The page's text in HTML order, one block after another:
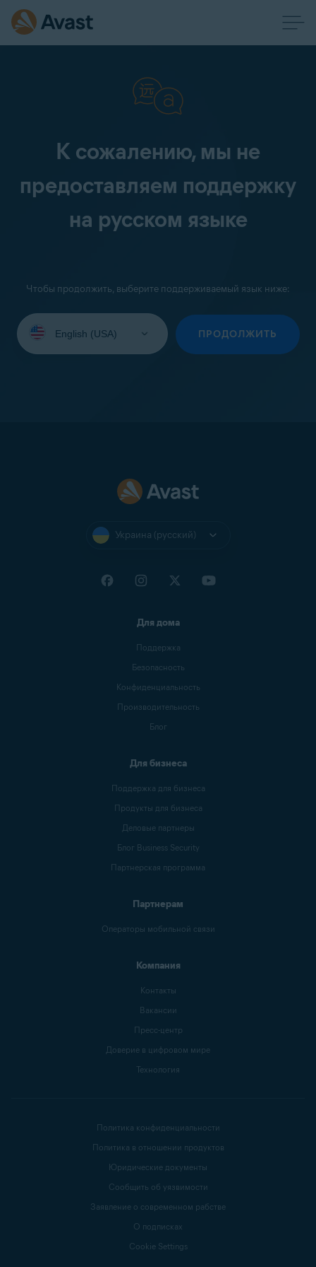
К сожалению, мы не
предоставляем поддержку
на русском языке
Чтобы продолжить, выберите поддерживаемый язык ниже:
язык:
ПРОДОЛЖИТЬ
Украина (русский)
Для дома
Поддержка
Безопасность
Конфиденциальность
Производительность
Блог
Для бизнеса
Поддержка для бизнеса
Продукты для бизнеса
Деловые партнеры
Блог Business Security
Партнерская программа
Партнерам
Операторы мобильной связи
Компания
Контакты
Вакансии
Пресс-центр
Доверие в цифровом мире
Технология
Политика конфиденциальности
Политика в отношении продуктов
Юридические документы
Сообщить об уязвимости
Заявление о современном рабстве
О подписках
Cookie Settings